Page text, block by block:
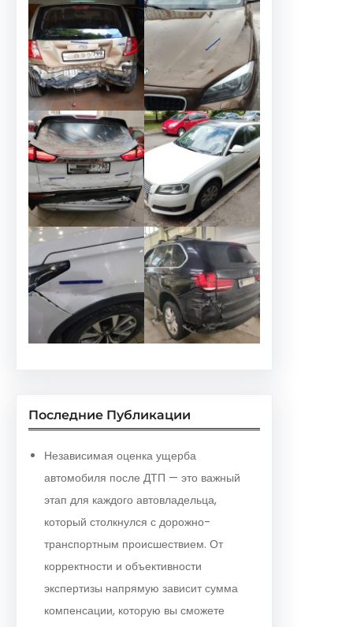
Последние Публикации
Независимая оценка ущерба
автомобиля после ДТП — это важный
этап для каждого автовладельца,
который столкнулся с дорожно-
транспортным происшествием. От
корректности и объективности
экспертизы напрямую зависит сумма
компенсации, которую вы сможете